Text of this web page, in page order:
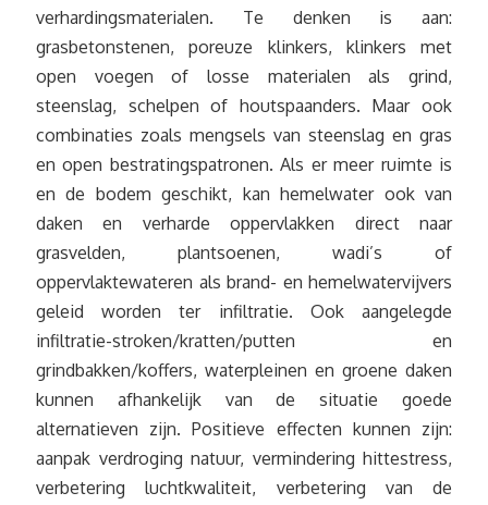
verhardingsmaterialen. Te denken is aan:
grasbetonstenen, poreuze klinkers, klinkers met
open voegen of losse materialen als grind,
steenslag, schelpen of houtspaanders. Maar ook
combinaties zoals mengsels van steenslag en gras
en open bestratingspatronen. Als er meer ruimte is
en de bodem geschikt, kan hemelwater ook van
daken en verharde oppervlakken direct naar
grasvelden, plantsoenen, wadi’s of
oppervlaktewateren als brand- en hemelwatervijvers
geleid worden ter infiltratie. Ook aangelegde
infiltratie-stroken/kratten/putten en
grindbakken/koffers, waterpleinen en groene daken
kunnen afhankelijk van de situatie goede
alternatieven zijn. Positieve effecten kunnen zijn:
aanpak verdroging natuur, vermindering hittestress,
verbetering luchtkwaliteit, verbetering van de